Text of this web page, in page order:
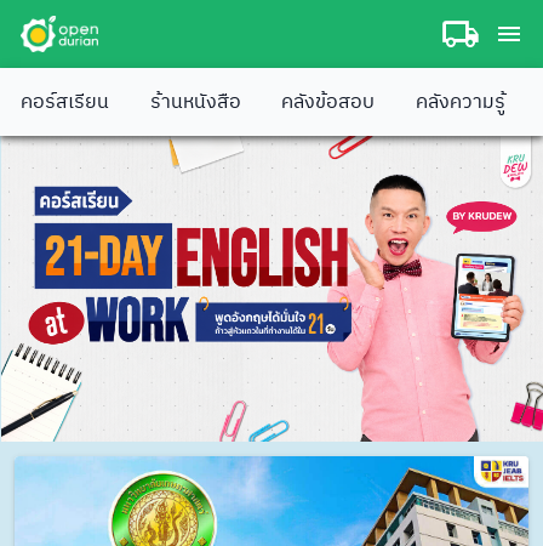
คอร์สเรียน ร้านหนังสือ คลังข้อสอบ คลังความรู้